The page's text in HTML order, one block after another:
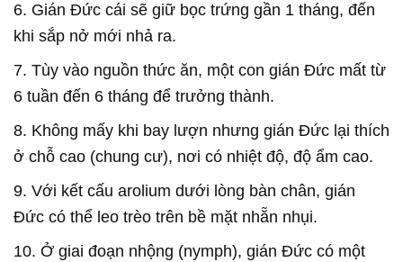
6. Gián Đức cái sẽ giữ bọc trứng gần 1 tháng, đến
khi sắp nở mới nhả ra.
7. Tùy vào nguồn thức ăn, một con gián Đức mất từ
6 tuần đến 6 tháng để trưởng thành.
8. Không mấy khi bay lượn nhưng gián Đức lại thích
ở chỗ cao (chung cư), nơi có nhiệt độ, độ ẩm cao.
9. Với kết cấu arolium dưới lòng bàn chân, gián
Đức có thể leo trèo trên bề mặt nhẵn nhụi.
10. Ở giai đoạn nhộng (nymph), gián Đức có một